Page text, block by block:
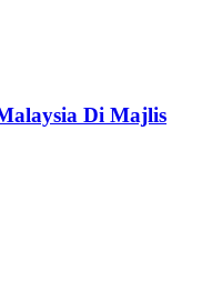
Di Majlis